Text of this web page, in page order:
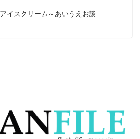
アイスクリーム～あいうえお談